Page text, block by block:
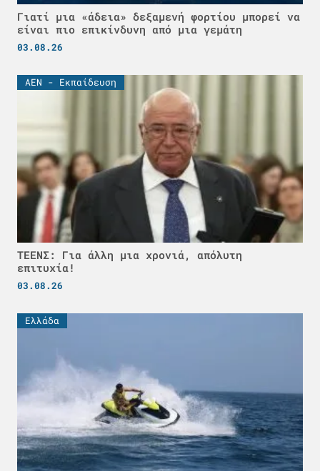
Γιατί μια «άδεια» δεξαμενή φορτίου μπορεί να
είναι πιο επικίνδυνη από μια γεμάτη
03.08.26
ΑΕΝ - Εκπαίδευση
ΤΕΕΝΣ: Για άλλη μια χρονιά, απόλυτη
επιτυχία!
03.08.26
Ελλάδα